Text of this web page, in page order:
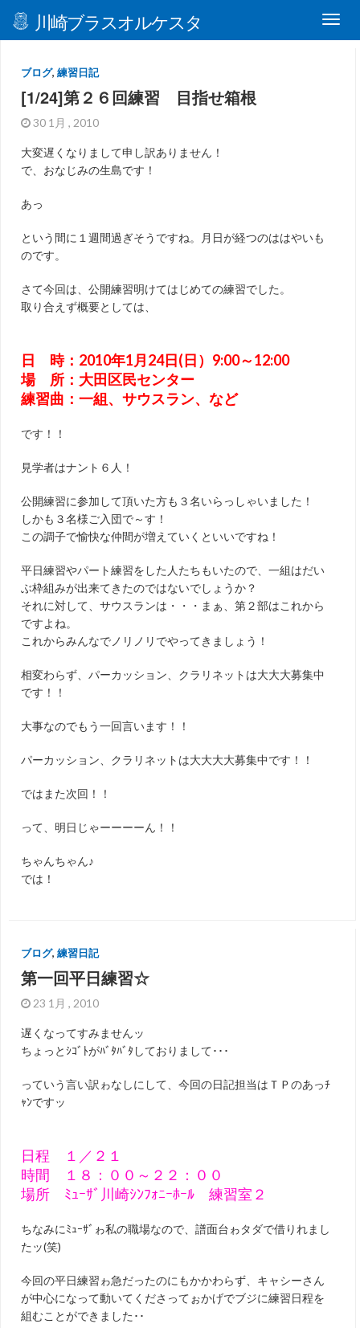
川崎ブラスオルケスタ
ブログ, 練習日記
[1/24]第２６回練習 目指せ箱根
30 1月 , 2010
大変遅くなりまして申し訳ありません！
で、おなじみの生島です！
あっ
という間に１週間過ぎそうですね。月日が経つのははやいも
のです。
さて今回は、公開練習明けてはじめての練習でした。
取り合えず概要としては、
日 時：2010年1月24日(日）9:00～12:00
場 所：大田区民センター
練習曲：一組、サウスラン、など
です！！
見学者はナント６人！
公開練習に参加して頂いた方も３名いらっしゃいました！
しかも３名様ご入団で～す！
この調子で愉快な仲間が増えていくといいですね！
平日練習やパート練習をした人たちもいたので、一組はだい
ぶ枠組みが出来てきたのではないでしょうか？
それに対して、サウスランは・・・まぁ、第２部はこれから
ですよね。
これからみんなでノリノリでやってきましょう！
相変わらず、パーカッション、クラリネットは大大大募集中
です！！
大事なのでもう一回言います！！
パーカッション、クラリネットは大大大大募集中です！！
ではまた次回！！
って、明日じゃーーーーん！！
ちゃんちゃん♪
では！
ブログ, 練習日記
第一回平日練習☆
23 1月 , 2010
遅くなってすみませんッ
ちょっとｼｺﾞﾄがﾊﾞﾀﾊﾞﾀしておりまして･･･
っていう言い訳ゎなしにして、今回の日記担当はＴＰのあっﾁ
ｬﾝですッ
日程 １／２１
時間 １８：００～２２：００
場所 ﾐｭｰｻﾞ川崎ｼﾝﾌｫﾆｰﾎｰﾙ 練習室２
ちなみにﾐｭｰｻﾞゎ私の職場なので、譜面台ゎタダで借りれまし
たッ(笑)
今回の平日練習ゎ急だったのにもかかわらず、キャシーさん
が中心になって動いてくださってぉかげでブジに練習日程を
組むことができました･･